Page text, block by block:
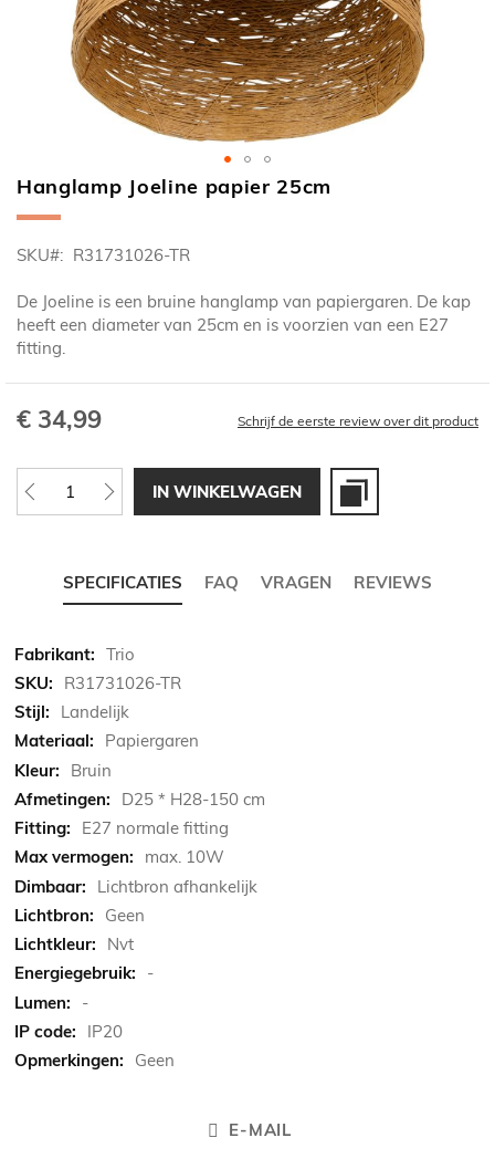
Ga
naar
begin
de
afbeeldingen-
gallerij
Hanglamp Joeline papier 25cm
SKU R31731026-TR
De Joeline is een bruine hanglamp van papiergaren. De kap
heeft een diameter van 25cm en is voorzien van een E27
fitting.
€ 34,99 Schrijf de eerste review over dit product
IN WINKELWAGEN
SPECIFICATIES FAQ VRAGEN REVIEWS
Meer
informatie
Trio
R31731026-TR
Landelijk
Papiergaren
Bruin
D25 * H28-150 cm
E27 normale fitting
max. 10W
Lichtbron afhankelijk
Geen
Nvt
-
-
IP20
Geen
E-MAIL